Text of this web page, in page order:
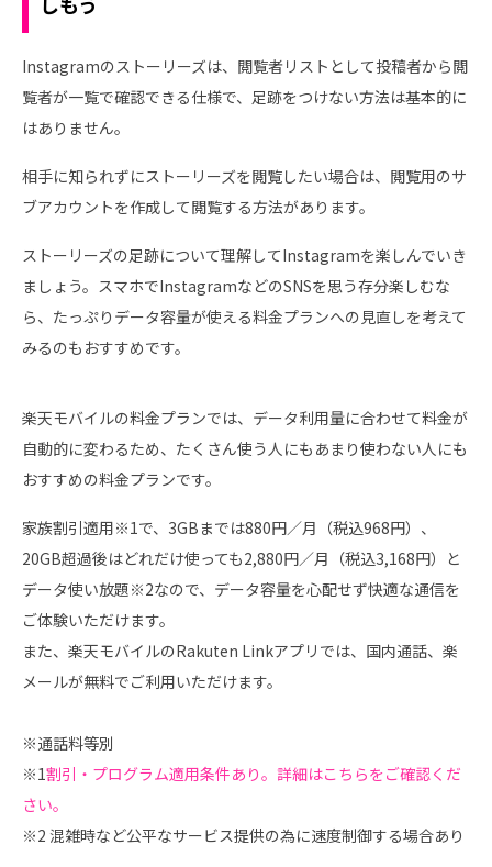
Instagramのストーリーズは、閲覧者リストとして投稿者から閲
覧者が一覧で確認できる仕様で、足跡をつけない方法は基本的に
はありません。
相手に知られずにストーリーズを閲覧したい場合は、閲覧用のサ
ブアカウントを作成して閲覧する方法があります。
ストーリーズの足跡について理解してInstagramを楽しんでいき
ましょう。スマホでInstagramなどのSNSを思う存分楽しむな
ら、たっぷりデータ容量が使える料金プランへの見直しを考えて
みるのもおすすめです。
楽天モバイルの料金プランでは、データ利用量に合わせて料金が
自動的に変わるため、たくさん使う人にもあまり使わない人にも
おすすめの料金プランです。
家族割引適用※1で、3GBまでは880円／月（税込968円）、
20GB超過後はどれだけ使っても2,880円／月（税込3,168円）と
データ使い放題※2なので、データ容量を心配せず快適な通信を
ご体験いただけます。
また、楽天モバイルのRakuten Linkアプリでは、国内通話、楽
メールが無料でご利用いただけます。
※通話料等別
※1割引・プログラム適用条件あり。詳細はこちらをご確認くだ
さい。
※2 混雑時など公平なサービス提供の為に速度制御する場合あり